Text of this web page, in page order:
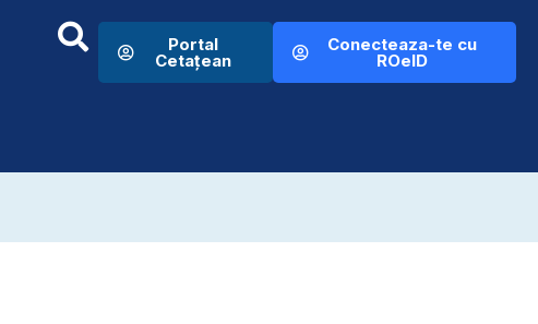
Portal
Cetațean
Conecteaza-te cu
ROeID